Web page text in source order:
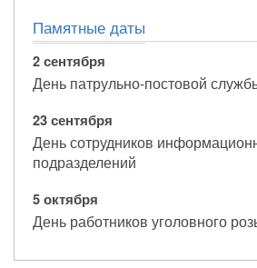
Памятные даты
2 сентября
День патрульно-постовой
23 сентября
День сотрудников
подразделений
5 октября
День работников уголовного